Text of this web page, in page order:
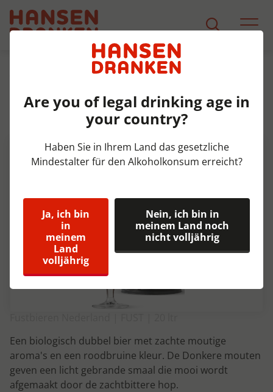
Produkt Detail
Brouwerij 't IJ Natte Fust 20 ltr
Een biologisch dubbel bier met zachte moutige
aroma's en een roodbruine kleur. De Donkere mouten
geven een licht gebrande smaal die mooi wordt
afgemaakt door de zachtbittere hop.
Are you of legal drinking age in
your country?
Haben Sie in Ihrem Land das gesetzliche
Mindestalter für den Alkoholkonsum erreicht?
Ja, ich bin
in
meinem
Land
volljährig
Nein, ich bin in
meinem Land noch
nicht volljährig